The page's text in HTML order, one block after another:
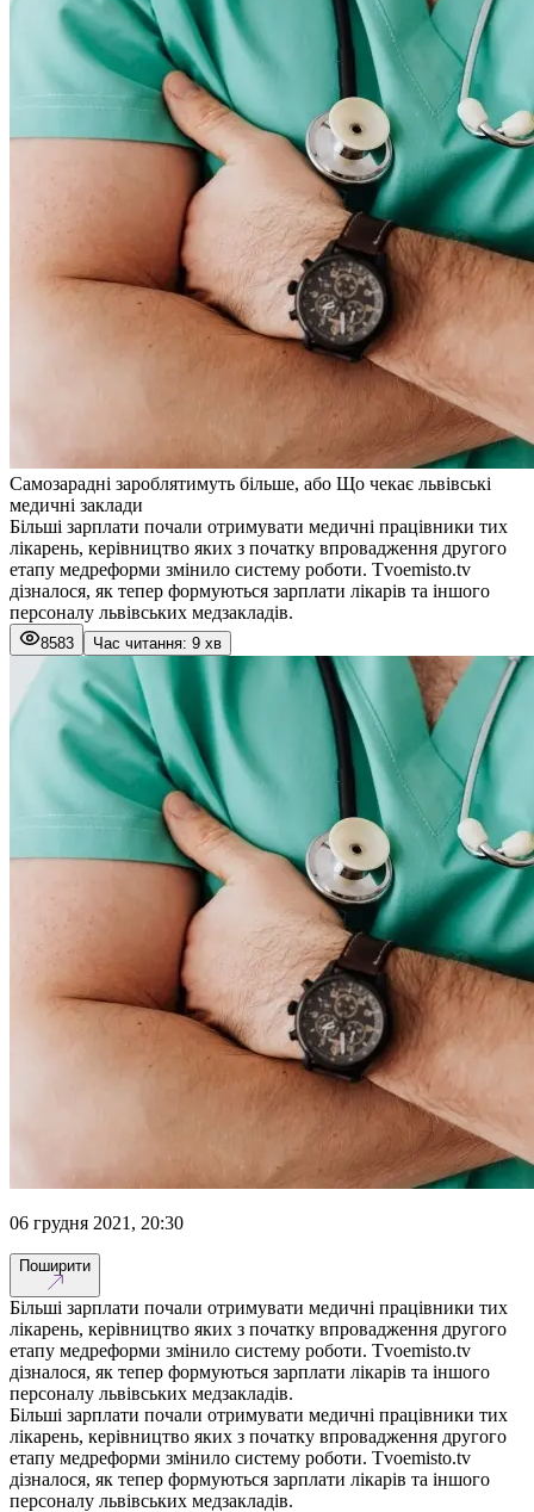
Самозарадні зароблятимуть більше, або Що чекає львівські
медичні заклади
Більші зарплати почали отримувати медичні працівники тих
лікарень, керівництво яких з початку впровадження другого
етапу медреформи змінило систему роботи. Tvoemisto.tv
дізналося, як тепер формуються зарплати лікарів та іншого
персоналу львівських медзакладів.
8583 Час читання: 9 хв
06 грудня 2021, 20:30
Поширити
Більші зарплати почали отримувати медичні працівники тих
лікарень, керівництво яких з початку впровадження другого
етапу медреформи змінило систему роботи. Tvoemisto.tv
дізналося, як тепер формуються зарплати лікарів та іншого
персоналу львівських медзакладів.
Більші зарплати почали отримувати медичні працівники тих
лікарень, керівництво яких з початку впровадження другого
етапу медреформи змінило систему роботи. Tvoemisto.tv
дізналося, як тепер формуються зарплати лікарів та іншого
персоналу львівських медзакладів.